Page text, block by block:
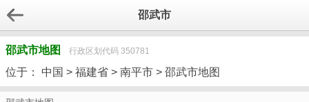
邵武市
邵武市地图 行政区划代码 350781
位于： 中国 > 福建省 > 南平市 > 邵武市地图